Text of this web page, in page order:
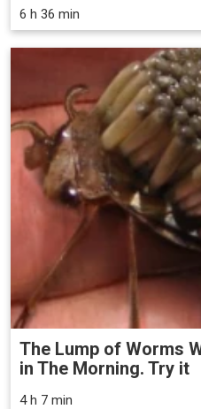
6 h 36 min
The Lump of Worms
in The Morning. Try it
4 h 7 min